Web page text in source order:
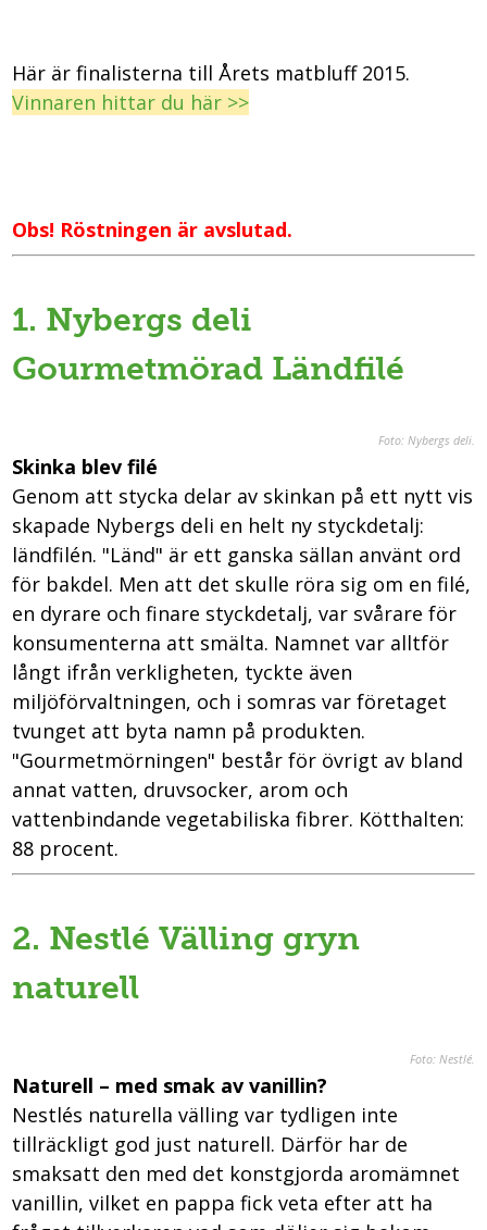
Här är finalisterna till Årets matbluff 2015.
Vinnaren hittar du här >>
Obs! Röstningen är avslutad.
1. Nybergs deli
Gourmetmörad Ländfilé
Foto: Nybergs deli.
Skinka blev filé
Genom att stycka delar av skinkan på ett nytt vis
skapade Nybergs deli en helt ny styckdetalj:
ländfilén. "Länd" är ett ganska sällan använt ord
för bakdel. Men att det skulle röra sig om en filé,
en dyrare och finare styckdetalj, var svårare för
konsumenterna att smälta. Namnet var alltför
långt ifrån verkligheten, tyckte även
miljöförvaltningen, och i somras var företaget
tvunget att byta namn på produkten.
"Gourmetmörningen" består för övrigt av bland
annat vatten, druvsocker, arom och
vattenbindande vegetabiliska fibrer. Kötthalten:
88 procent.
2. Nestlé Välling gryn
naturell
Foto: Nestlé.
Naturell – med smak av vanillin?
Nestlés naturella välling var tydligen inte
tillräckligt god just naturell. Därför har de
smaksatt den med det konstgjorda aromämnet
vanillin, vilket en pappa fick veta efter att ha